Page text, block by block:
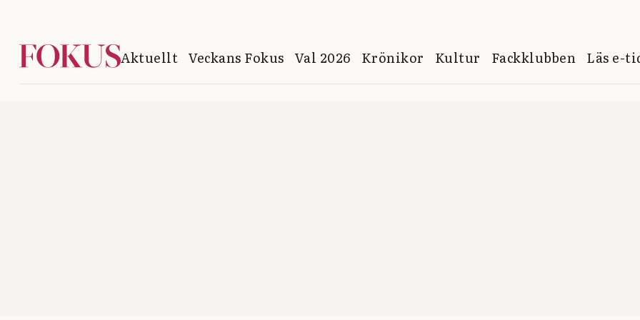
Aktuellt Veckans Fokus Val 2026 Krönikor Kultur Fackklubben Läs e-